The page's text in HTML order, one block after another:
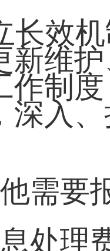
长效
新维
作制
深入
需要
处理